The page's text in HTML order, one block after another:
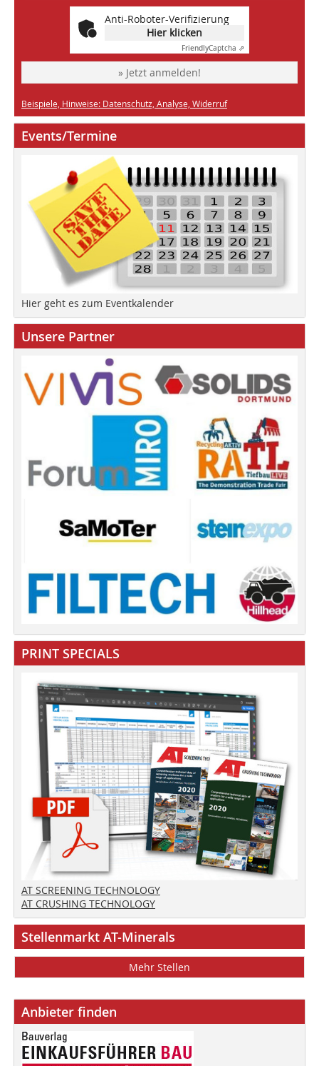
Anti-Roboter-Verifizierung
Hier klicken
FriendlyCaptcha ⇗
» Jetzt anmelden!
Beispiele, Hinweise: Datenschutz, Analyse, Widerruf
Events/Termine
Hier geht es zum Eventkalender
Unsere Partner
PRINT SPECIALS
AT SCREENING TECHNOLOGY
AT CRUSHING TECHNOLOGY
Stellenmarkt AT-Minerals
Mehr Stellen
Anbieter finden